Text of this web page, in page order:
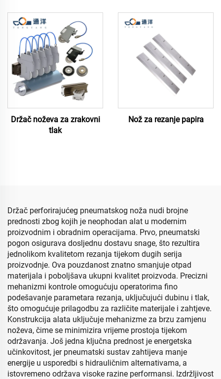
Držač noževa za zrakovni
tlak
Nož za rezanje papira
Držač perforirajućeg pneumatskog noža nudi brojne
prednosti zbog kojih je neophodan alat u modernim
proizvodnim i obradnim operacijama. Prvo, pneumatski
pogon osigurava dosljednu dostavu snage, što rezultira
jednolikom kvalitetom rezanja tijekom dugih serija
proizvodnje. Ova pouzdanost znatno smanjuje otpad
materijala i poboljšava ukupni kvalitet proizvoda. Precizni
mehanizmi kontrole omogućuju operatorima fino
podešavanje parametara rezanja, uključujući dubinu i tlak,
što omogućuje prilagodbu za različite materijale i zahtjeve.
Konstrukcija alata uključuje mehanizme za brzu zamjenu
noževa, čime se minimizira vrijeme prostoja tijekom
održavanja. Još jedna ključna prednost je energetska
učinkovitost, jer pneumatski sustav zahtijeva manje
energije u usporedbi s hidrauličnim alternativama, a
istovremeno održava visoke razine performansi. Izdržljivost